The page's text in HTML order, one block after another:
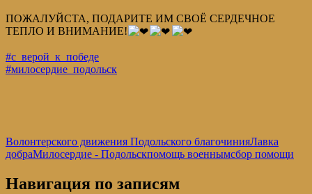
ПОЖАЛУЙСТА, ПОДАРИТЕ ИМ СВОЁ СЕРДЕЧНОЕ
ТЕПЛО И ВНИМАНИЕ!
#с_верой_к_победе
#милосердие_подольск
Волонтерского движения Подольского благочинияЛавка
добраМилосердие - Подольскпомощь военнымсбор помощи
Навигация по записям